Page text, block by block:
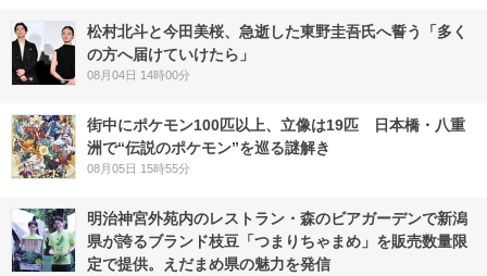
松村北斗と今田美桜、急逝した東野圭吾氏へ誓う「多く
の方へ届けていけたら」
08月04日 14時00分
街中にポケモン100匹以上、立像は19匹 日本橋・八重
洲で“伝説のポケモン”を巡る謎解き
08月05日 15時55分
明治神宮外苑内のレストラン・森のビアガーデンで新潟
県が誇るブランド枝豆「つまりちゃまめ」を販売数量限
定で提供。えだまめ県の魅力を発信